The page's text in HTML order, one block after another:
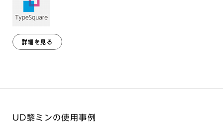
詳細を見る
UD黎ミンの使用事例